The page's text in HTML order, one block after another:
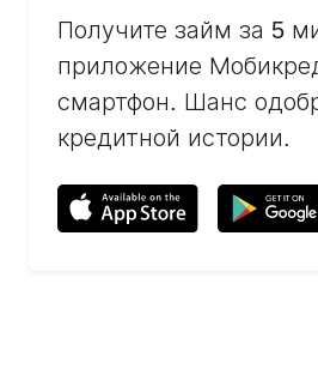
Получите займ за 5
приложение
смартфон. Шанс
кредитной истории.